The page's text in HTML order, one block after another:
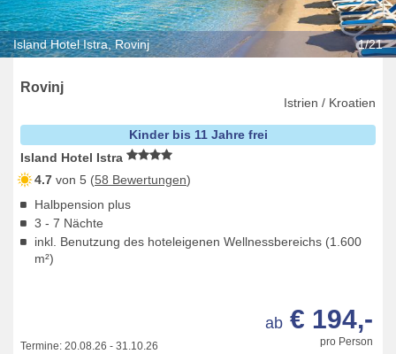
Island Hotel Istra, Rovinj 1/21
Rovinj
Istrien / Kroatien
Kinder bis 11 Jahre frei
Island Hotel Istra
4.7 von 5 (58 Bewertungen)
Halbpension plus
3 - 7 Nächte
inkl. Benutzung des hoteleigenen Wellnessbereichs (1.600
m²)
Termine: 20.08.26 - 31.10.26 pro Person
ab € 194,-